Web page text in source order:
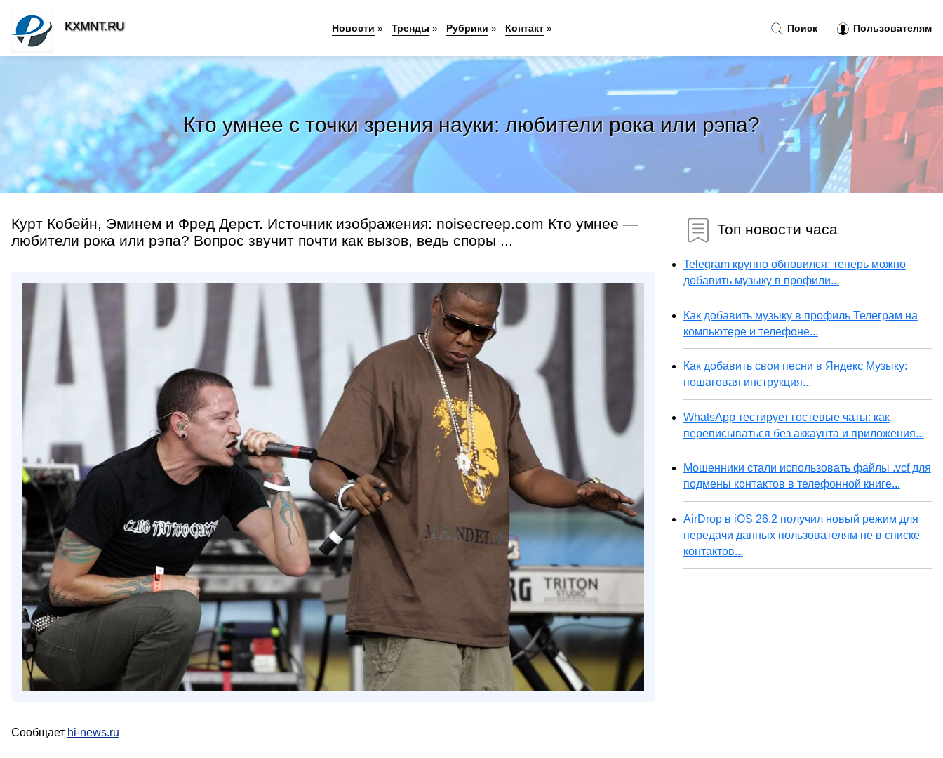
Кто умнее с точки зрения науки: любители рока или рэпа?
Курт Кобейн, Эминем и Фред Дерст. Источник изображения: noisecreep.com Кто умнее —
любители рока или рэпа? Вопрос звучит почти как вызов, ведь споры ...
Сообщает hi-news.ru
Топ новости часа
Telegram крупно обновился: теперь можно
добавить музыку в профили...
Как добавить музыку в профиль Телеграм на
компьютере и телефоне...
Как добавить свои песни в Яндекс Музыку:
пошаговая инструкция...
WhatsApp тестирует гостевые чаты: как
переписываться без аккаунта и приложения...
Мошенники стали использовать файлы .vcf для
подмены контактов в телефонной книге...
AirDrop в iOS 26.2 получил новый режим для
передачи данных пользователям не в списке
контактов...
Поиск Пользователям
KXMNT.RU Новости » Тренды » Рубрики » Контакт»